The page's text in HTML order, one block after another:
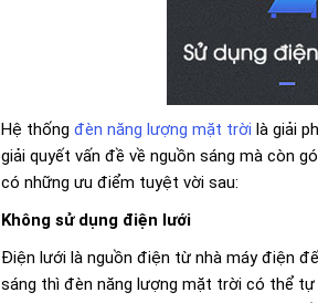
Hệ thốngđèn năng lượng mặt trời là giải
giải quyết vấn đề về nguồn sáng mà còn
có những ưu điểm tuyệt vời sau:
Không sử dụng điện lưới
Điện lưới là nguồn điện từ nhà máy điện
sáng thì đèn năng lượng mặt trời có thể